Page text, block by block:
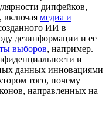
дипфейков,
включая медиа и
ИИ в
дезинформации и ее
выборов, например.
и
данных инновациями
того, почему
направленных на